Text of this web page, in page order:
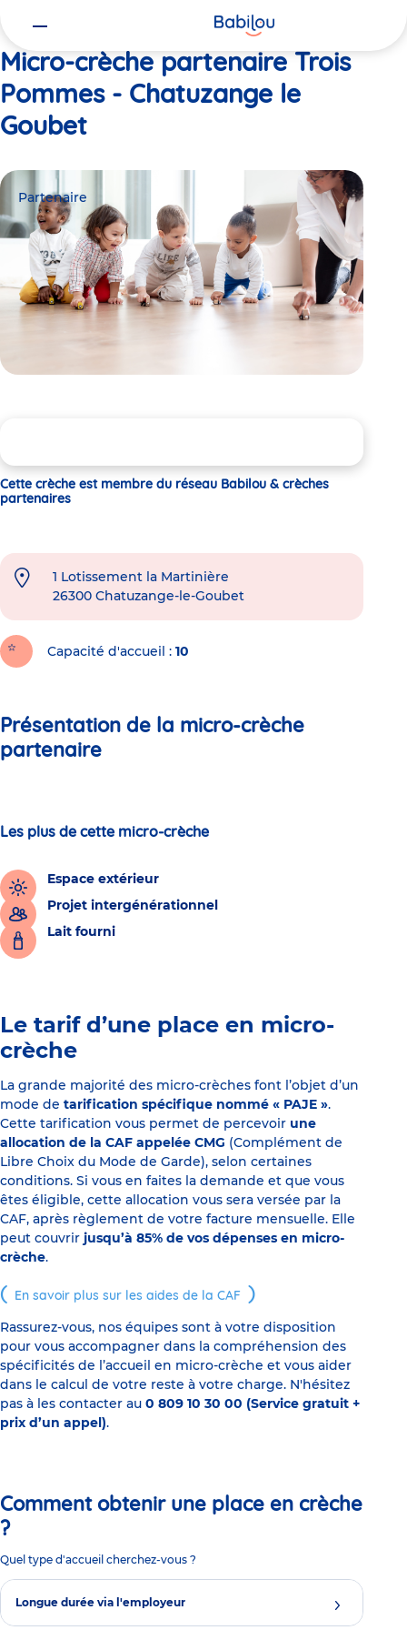
Micro-crèche partenaire Trois
Pommes - Chatuzange le
Goubet
Partenaire
Cette crèche est membre du réseau Babilou & crèches
partenaires
1 Lotissement la Martinière
26300 Chatuzange-le-Goubet
Capacité d'accueil 10
Présentation de la micro-crèche
partenaire
Les plus de cette micro-crèche
Espace extérieur
Projet intergénérationnel
Lait fourni
Le tarif d’une place en micro-
crèche
La grande majorité des micro-crèches font l’objet d’un
mode de tarification spécifique nommé « PAJE ».
Cette tarification vous permet de percevoir une
allocation de la CAF appelée CMG (Complément de
Libre Choix du Mode de Garde), selon certaines
conditions. Si vous en faites la demande et que vous
êtes éligible, cette allocation vous sera versée par la
CAF, après règlement de votre facture mensuelle. Elle
peut couvrir jusqu’à 85% de vos dépenses en micro-
crèche.
En savoir plus sur les aides de la CAF
Rassurez-vous, nos équipes sont à votre disposition
pour vous accompagner dans la compréhension des
spécificités de l’accueil en micro-crèche et vous aider
dans le calcul de votre reste à votre charge. N'hésitez
pas à les contacter au 0 809 10 30 00 (Service gratuit +
prix d’un appel).
Comment obtenir une place en crèche
?
Quel type d'accueil cherchez-vous ?
Longue durée via l'employeur